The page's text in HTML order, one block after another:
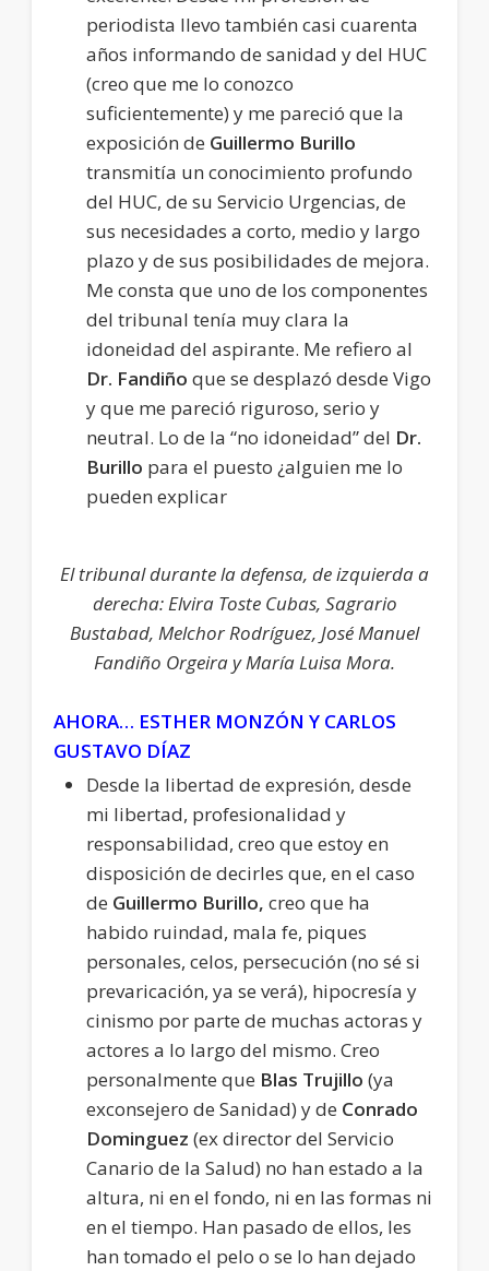
periodista llevo también casi cuarenta
años informando de sanidad y del HUC
(creo que me lo conozco
suficientemente) y me pareció que la
exposición de Guillermo Burillo
transmitía un conocimiento profundo
del HUC, de su Servicio Urgencias, de
sus necesidades a corto, medio y largo
plazo y de sus posibilidades de mejora.
Me consta que uno de los componentes
del tribunal tenía muy clara la
idoneidad del aspirante. Me refiero al
Dr. Fandiño que se desplazó desde Vigo
y que me pareció riguroso, serio y
neutral. Lo de la “no idoneidad” del Dr.
Burillo para el puesto ¿alguien me lo
pueden explicar
El tribunal durante la defensa, de izquierda a
derecha: Elvira Toste Cubas, Sagrario
Bustabad, Melchor Rodríguez, José Manuel
Fandiño Orgeira y María Luisa Mora.
AHORA… ESTHER MONZÓN Y CARLOS
GUSTAVO DÍAZ
Desde la libertad de expresión, desde
mi libertad, profesionalidad y
responsabilidad, creo que estoy en
disposición de decirles que, en el caso
de Guillermo Burillo, creo que ha
habido ruindad, mala fe, piques
personales, celos, persecución (no sé si
prevaricación, ya se verá), hipocresía y
cinismo por parte de muchas actoras y
actores a lo largo del mismo. Creo
personalmente que Blas Trujillo (ya
exconsejero de Sanidad) y de Conrado
Dominguez (ex director del Servicio
Canario de la Salud) no han estado a la
altura, ni en el fondo, ni en las formas ni
en el tiempo. Han pasado de ellos, les
han tomado el pelo o se lo han dejado